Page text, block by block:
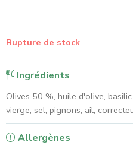
Rupture de stock
Ingrédients
Olives 50 %, huile d'olive,
vierge, sel, pignons, ail,
Allergènes